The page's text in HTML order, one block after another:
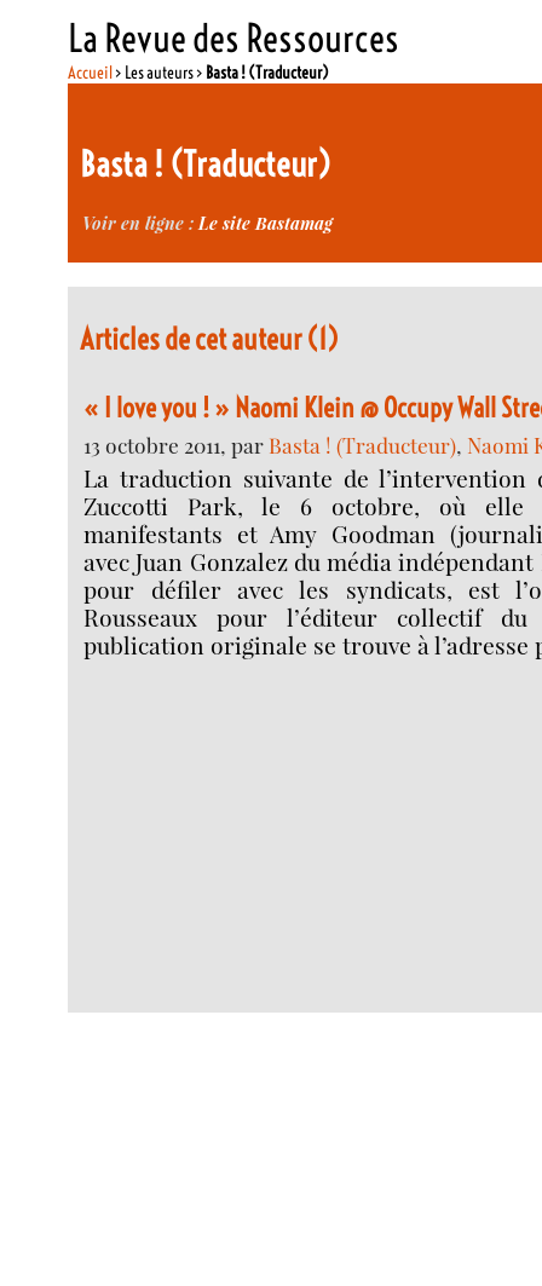
La Revue des Ressources
Accueil> Les auteurs > Basta ! (Traducteur)
Basta ! (Traducteur)
Voir en ligne : Le site Bastamag
Articles de cet auteur (1)
« I love you ! » Naomi Klein @ Occupy Wall
13 octobre 2011, par Basta ! (Traducteur),Naomi
La traduction suivante de
Zuccotti Park, le 6 octobre, où elle
manifestants et Amy Goodman
avec Juan Gonzalez du média
pour défiler avec les syndicats, est
Rousseaux pour l’éditeur collectif
publication originale se trouve à